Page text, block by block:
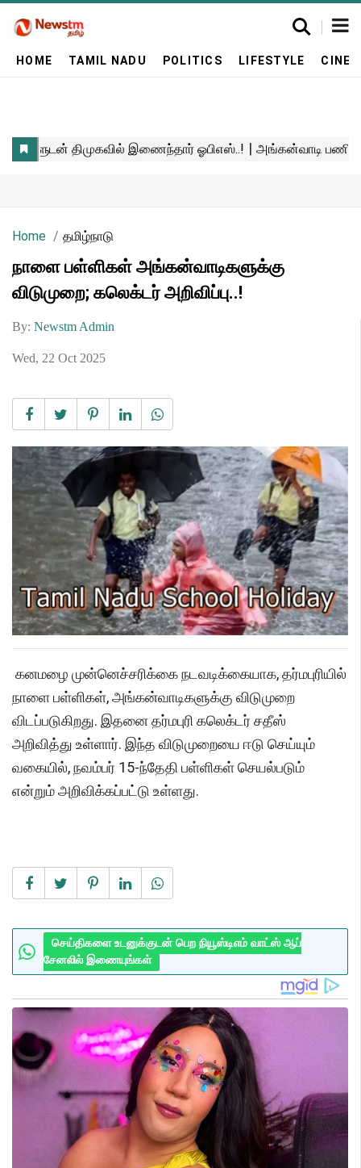
HOME TAMIL NADU POLITICS LIFESTYLE
Home தமிழ்நாடு
நாளை பள்ளிகள் அங்கன்வாடிகளுக்கு
விடுமுறை; கலெக்டர் அறிவிப்பு..!
By: Newstm Admin
Wed, 22 Oct 2025
கனமழை முன்னெச்சரிக்கை நடவடிக்கையாக, தர்மபுரியில்
நாளை பள்ளிகள், அங்கன்வாடிகளுக்கு விடுமுறை
விடப்படுகிறது. இதனை தர்மபுரி கலெக்டர் சதீஸ்
அறிவித்து உள்ளார். இந்த விடுமுறையை ஈடு செய்யும்
வகையில், நவம்பர் 15-ந்தேதி பள்ளிகள் செயல்படும்
என்றும் அறிவிக்கப்பட்டு உள்ளது.
செய்திகளை உடனுக்குடன் பெற நியூஸ்டிஎம் வாட்ஸ் ஆப்
சேனலில் இணையுங்கள்